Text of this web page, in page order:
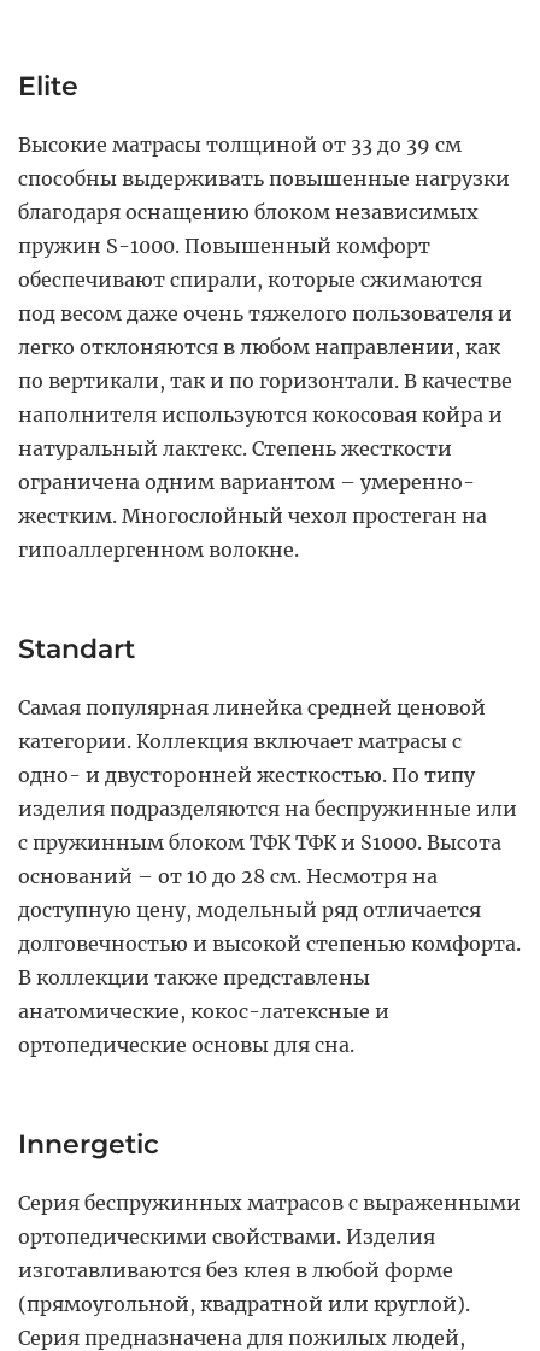
Elite
Высокие матрасы толщиной от 33 до 39 см
способны выдерживать повышенные нагрузки
благодаря оснащению блоком независимых
пружин S-1000. Повышенный комфорт
обеспечивают спирали, которые сжимаются
под весом даже очень тяжелого пользователя и
легко отклоняются в любом направлении, как
по вертикали, так и по горизонтали. В качестве
наполнителя используются кокосовая койра и
натуральный лактекс. Степень жесткости
ограничена одним вариантом – умеренно-
жестким. Многослойный чехол простеган на
гипоаллергенном волокне.
Standart
Самая популярная линейка средней ценовой
категории. Коллекция включает матрасы с
одно- и двусторонней жесткостью. По типу
изделия подразделяются на беспружинные или
с пружинным блоком ТФК ТФК и S1000. Высота
оснований – от 10 до 28 см. Несмотря на
доступную цену, модельный ряд отличается
долговечностью и высокой степенью комфорта.
В коллекции также представлены
анатомические, кокос-латексные и
ортопедические основы для сна.
Innergetic
Серия беспружинных матрасов с выраженными
ортопедическими свойствами. Изделия
изготавливаются без клея в любой форме
(прямоугольной, квадратной или круглой).
Серия предназначена для пожилых людей,